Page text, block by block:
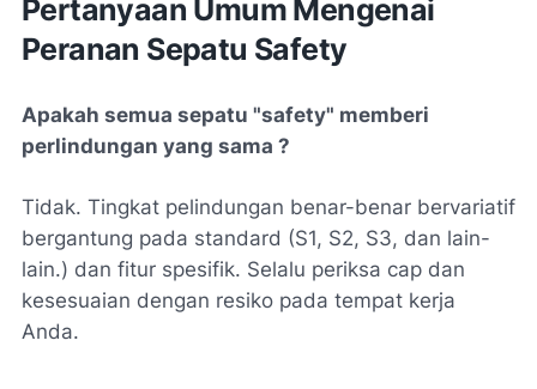
Pertanyaan Umum Mengenai
Peranan Sepatu Safety
Apakah semua sepatu "safety" memberi
perlindungan yang sama ?
Tidak. Tingkat pelindungan benar-benar bervariatif
bergantung pada standard (S1, S2, S3, dan lain-
lain.) dan fitur spesifik. Selalu periksa cap dan
kesesuaian dengan resiko pada tempat kerja
Anda.